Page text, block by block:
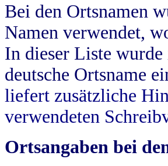
Bei den Ortsnamen
Namen verwendet,
In dieser Liste
deutsche Ortsname
liefert zusätzliche
verwendeten
Ortsangaben bei